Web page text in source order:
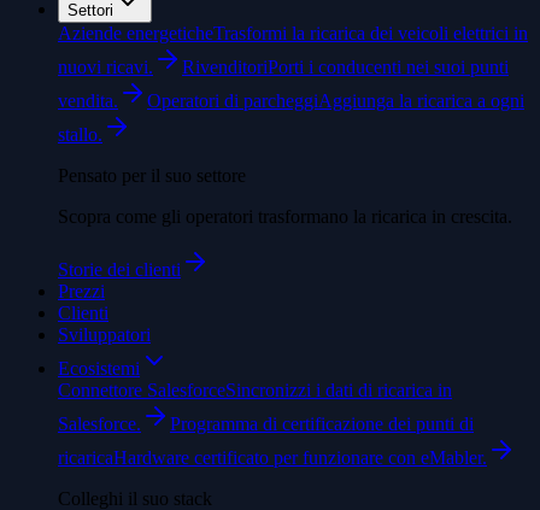
Settori
Aziende energeticheTrasformi la ricarica dei veicoli elettrici in
nuovi ricavi.
RivenditoriPorti i conducenti nei suoi punti
vendita.
Operatori di parcheggiAggiunga la ricarica a ogni
stallo.
Pensato per il suo settore
Scopra come gli operatori trasformano la ricarica in crescita.
Storie dei clienti
Prezzi
Clienti
Sviluppatori
Ecosistemi
Connettore SalesforceSincronizzi i dati di ricarica in
Salesforce.
Programma di certificazione dei punti di
ricaricaHardware certificato per funzionare con eMabler.
Colleghi il suo stack